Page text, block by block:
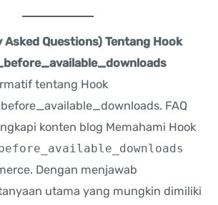
Asked Questions) Tentang Hook
tentang Hook
FAQ
konten blog Memahami Hook
Dengan menjawab
utama yang mungkin dimiliki